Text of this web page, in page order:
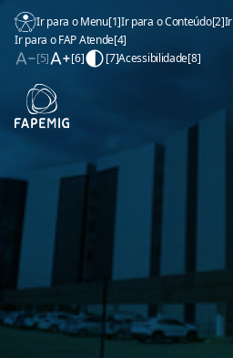
Ir para o Menu[1]Ir para o Conteúdo[2]
Ir para o FAP Atende[4]
[5]
[6] [7]Acessibilidade[8]